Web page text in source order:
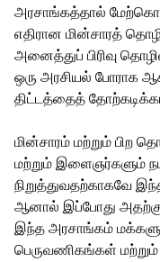
அரசாங்கத்தால்
எதிரான மின்சாரத்
அனைத்துப் பிரிவு
ஒரு அரசியல் போராக
திட்டத்தைத்
மின்சாரம் மற்றும் பிற
மற்றும் இளைஞர்களும்
நிறுத்துவதற்காகவே
ஆனால் இப்போது அதற்கு
இந்த அரசாங்கம்
பெருவணிகங்கள்